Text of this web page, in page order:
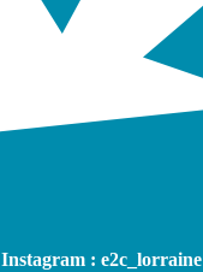
Instagram : e2c_lorraine